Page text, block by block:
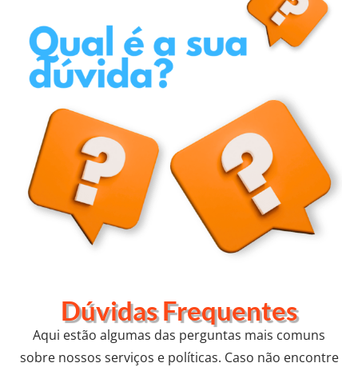
Dúvidas Frequentes​
Aqui estão algumas das perguntas mais comuns
sobre nossos serviços e políticas. Caso não encontre